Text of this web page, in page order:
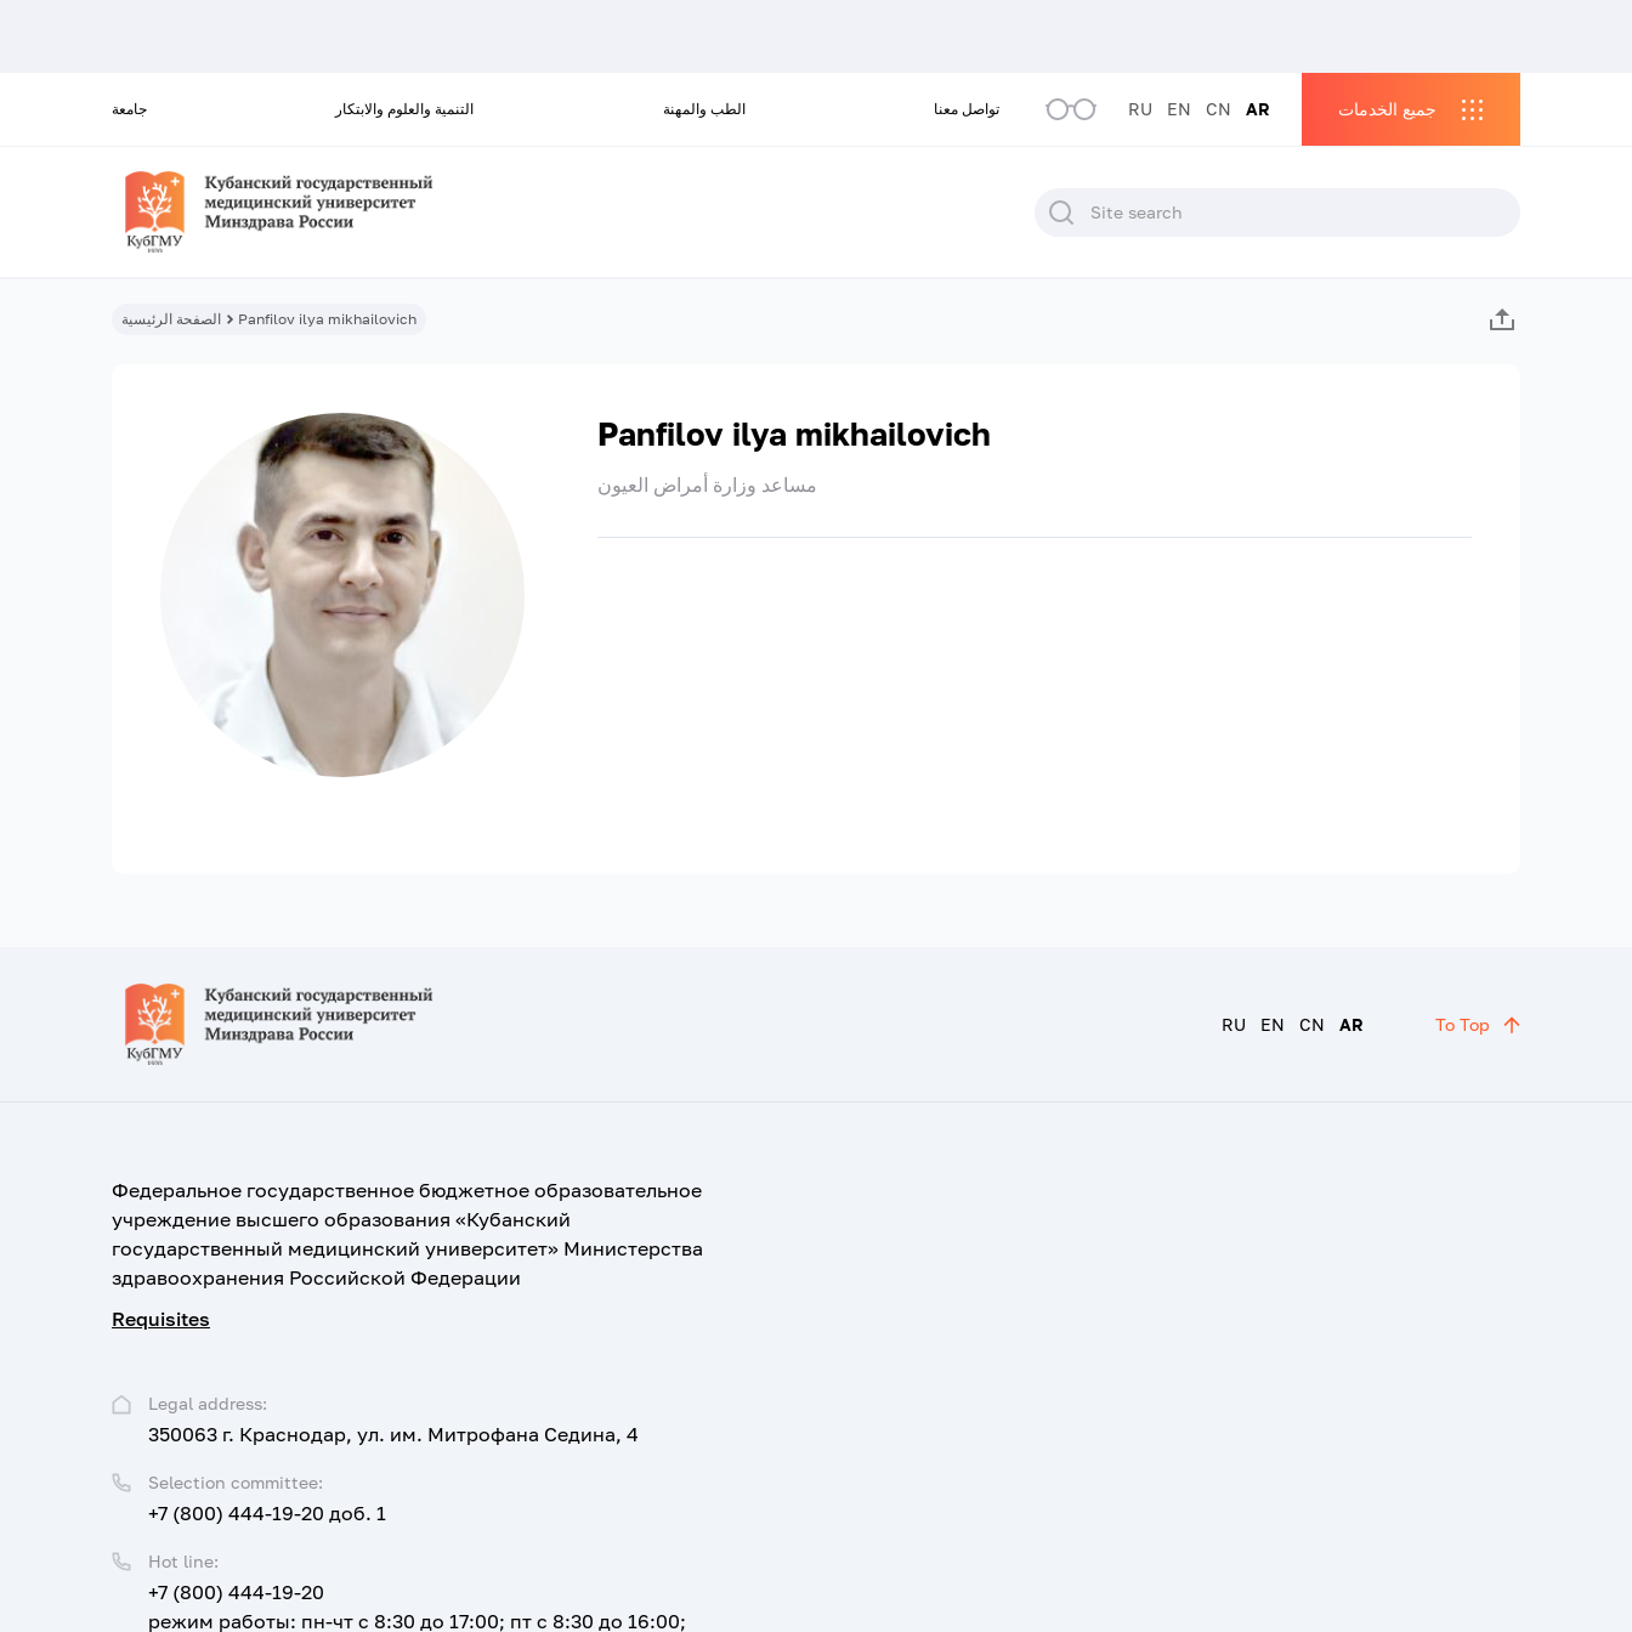
جامعة التنمية والعلوم والابتكار الطب والمهنة تواصل معنا RU EN CN AR جميع الخدمات
الصفحة الرئيسية Panfilov ilya mikhailovich
Panfilov ilya mikhailovich
مساعد وزارة أمراض العيون
RU EN CN AR To Top
Федеральное государственное бюджетное образовательное
учреждение высшего образования «Кубанский
государственный медицинский университет» Министерства
здравоохранения Российской Федерации
Requisites
Legal address:
350063 г. Краснодар, ул. им. Митрофана Седина, 4
Selection committee:
+7 (800) 444-19-20 доб. 1
Hot line:
+7 (800) 444-19-20
режим работы: пн-чт с 8:30 до 17:00; пт с 8:30 до 16:00;